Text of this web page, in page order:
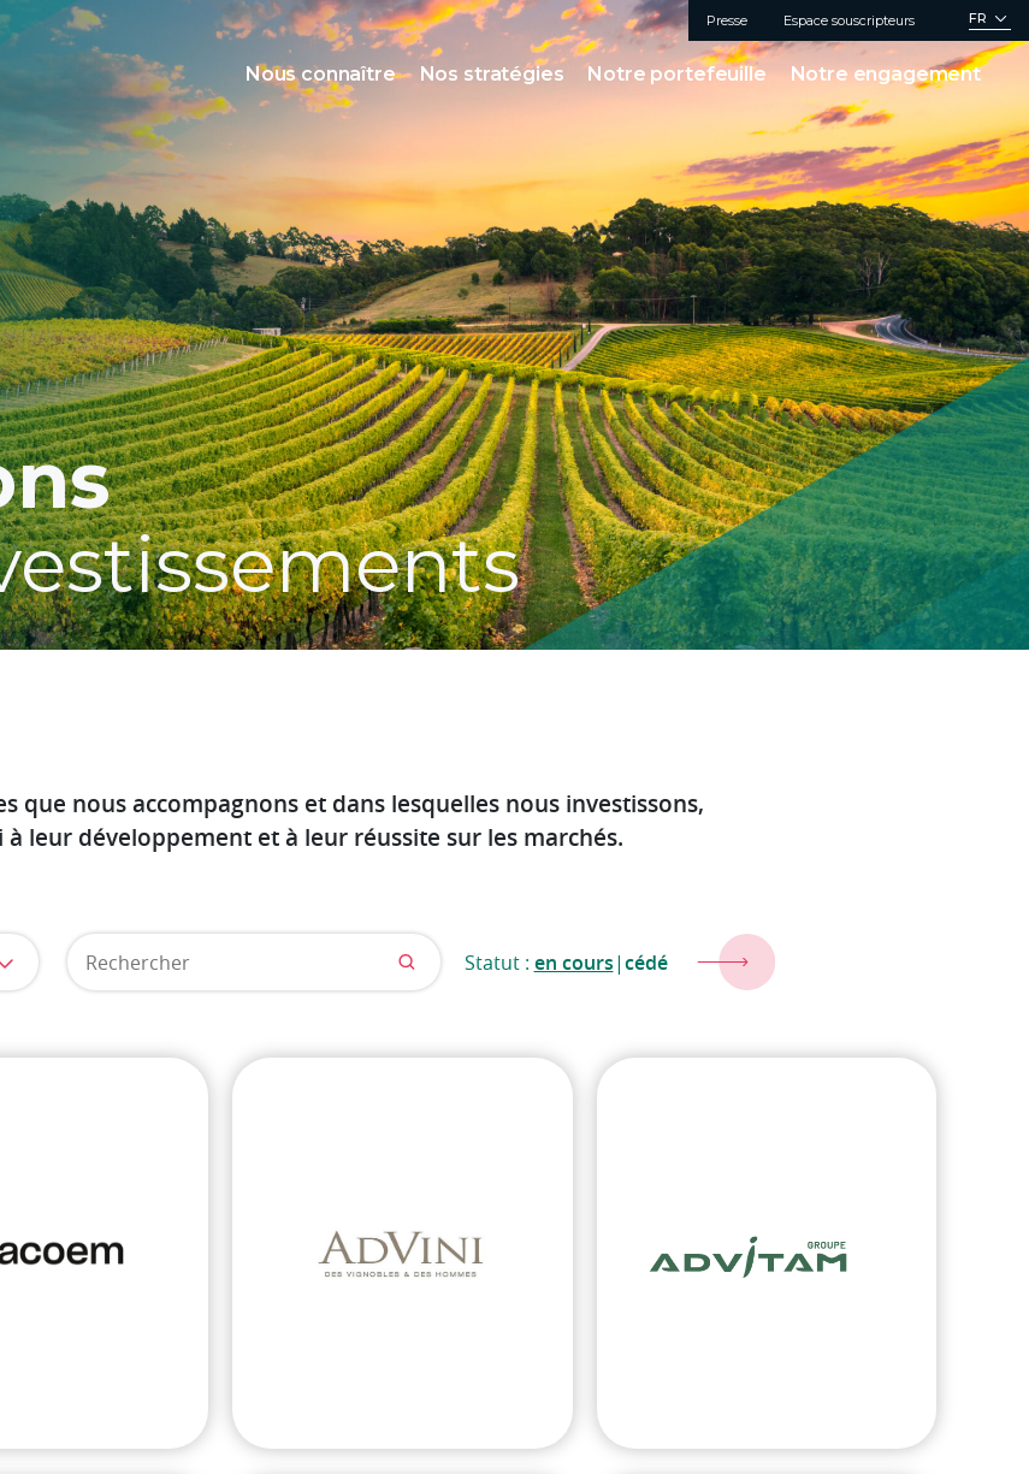
Presse Espace souscripteurs FR
Nous connaître Nos stratégies Notre portefeuille Notre engagement
que nous accompagnons et dans lesquelles nous investissons,
leur développement et à leur réussite sur les marchés.
Statut : en cours|cédé